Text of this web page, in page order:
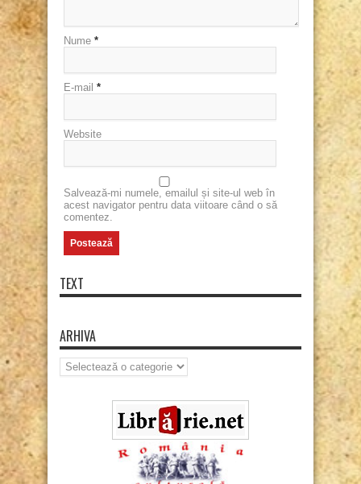
Nume *
E-mail *
Website
Salvează-mi numele, emailul și site-ul web în
acest navigator pentru data viitoare când o să
comentez.
TEXT
ARHIVA
Arhiva